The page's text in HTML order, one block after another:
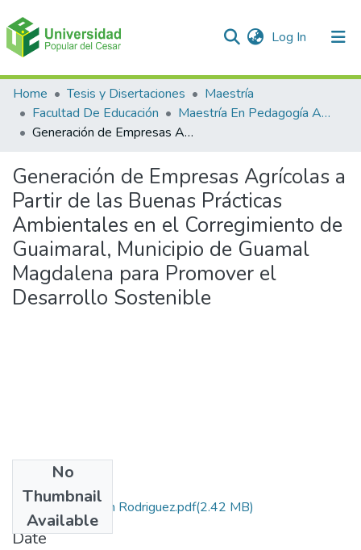
Log In (current)
Communities & Collections
All of DSpace
Home Tesis y Disertaciones
Maestría
Facultad De Educación
Maestría En Pedagogía Ambiental Para El desarrollo Sostenible
Generación de Empresas Agrícolas a Partir de las Buenas Prácticas Ambientales en el Corregimiento de Guaimaral, Municipio de Guamal Magdalena para Promover el Desarrollo Sostenible
Generación de Empresas Agrícolas a
Partir de las Buenas Prácticas
Ambientales en el Corregimiento de
Guaimaral, Municipio de Guamal
Magdalena para Promover el
Desarrollo Sostenible
No
Thumbnail
Available
Proyecto Dhalinith Rodriguez.pdf(2.42 MB)
Date